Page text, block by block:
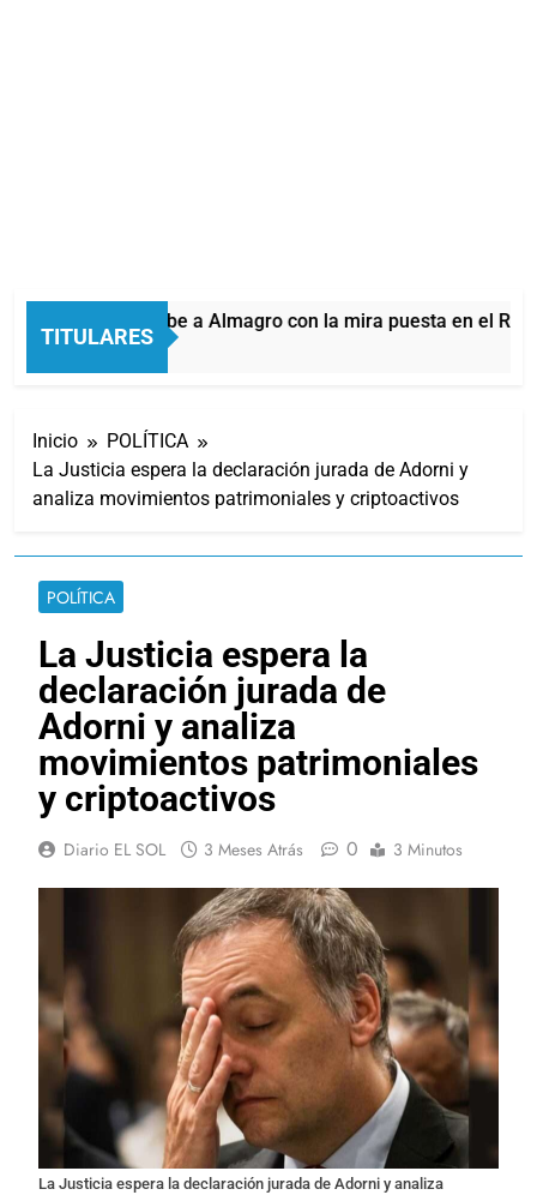
TITULARES
Quilmes recibe a Almagro con la mira puesta en el
31 Minutos Atrás
Inicio
POLÍTICA
La Justicia espera la declaración jurada de Adorni y
analiza movimientos patrimoniales y criptoactivos
POLÍTICA
La Justicia espera la
declaración jurada de
Adorni y analiza
movimientos patrimoniales
y criptoactivos
Diario EL SOL 3 Meses Atrás 0 3 Minutos
La Justicia espera la declaración jurada de Adorni y analiza